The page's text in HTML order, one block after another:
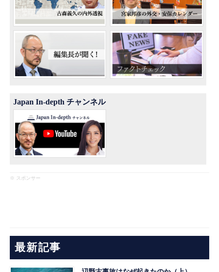
Japan In-depth チャンネル
※ スポンサー
最新記事